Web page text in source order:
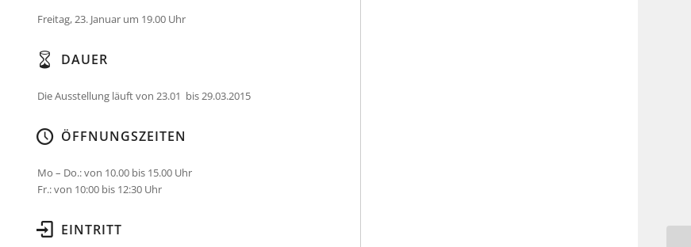
Freitag, 23. Januar um 19.00 Uhr
DAUER
Die Ausstellung läuft von 23.01 bis 29.03.2015
ÖFFNUNGSZEITEN
Mo – Do.: von 10.00 bis 15.00 Uhr
Fr.: von 10:00 bis 12:30 Uhr
EINTRITT